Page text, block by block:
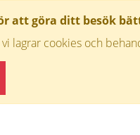
att göra ditt besök
lagrar cookies och